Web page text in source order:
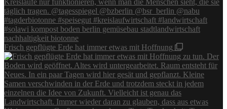
Frisch gepflügte Erde hat immer etwas mit Hoffnung